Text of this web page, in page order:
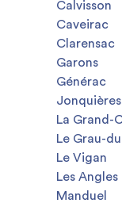
Calvisson
Caveirac
Clarensac
Garons
Générac
La Grand-
Le Grau-
Le Vigan
Les Angles
Manduel